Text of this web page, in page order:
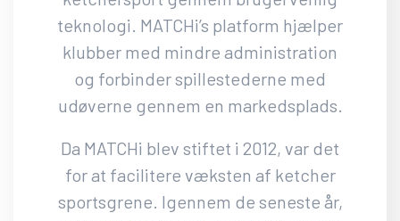
teknologi. MATCHi’s platform hjælper
klubber med mindre administration
og forbinder spillestederne med
udøverne gennem en markedsplads.
Da MATCHi blev stiftet i 2012, var det
for at facilitere væksten af ketcher
sportsgrene. Igennem de seneste år,